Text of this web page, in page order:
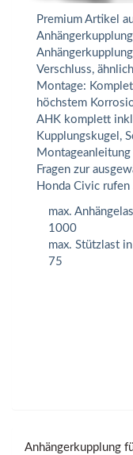
Premium Artikel
Verschluss,
Montage:
höchstem
AHK komplett
Kupplungskugel,
Fragen zur
Honda Civic rufen
max.
1000
max. Stützlast
75
Anhängerkupplung